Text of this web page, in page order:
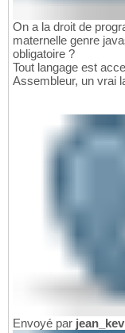
On a la droit de
maternelle genre
obligatoire ?
Tout langage est
Assembleur, un vrai
Envoyé par